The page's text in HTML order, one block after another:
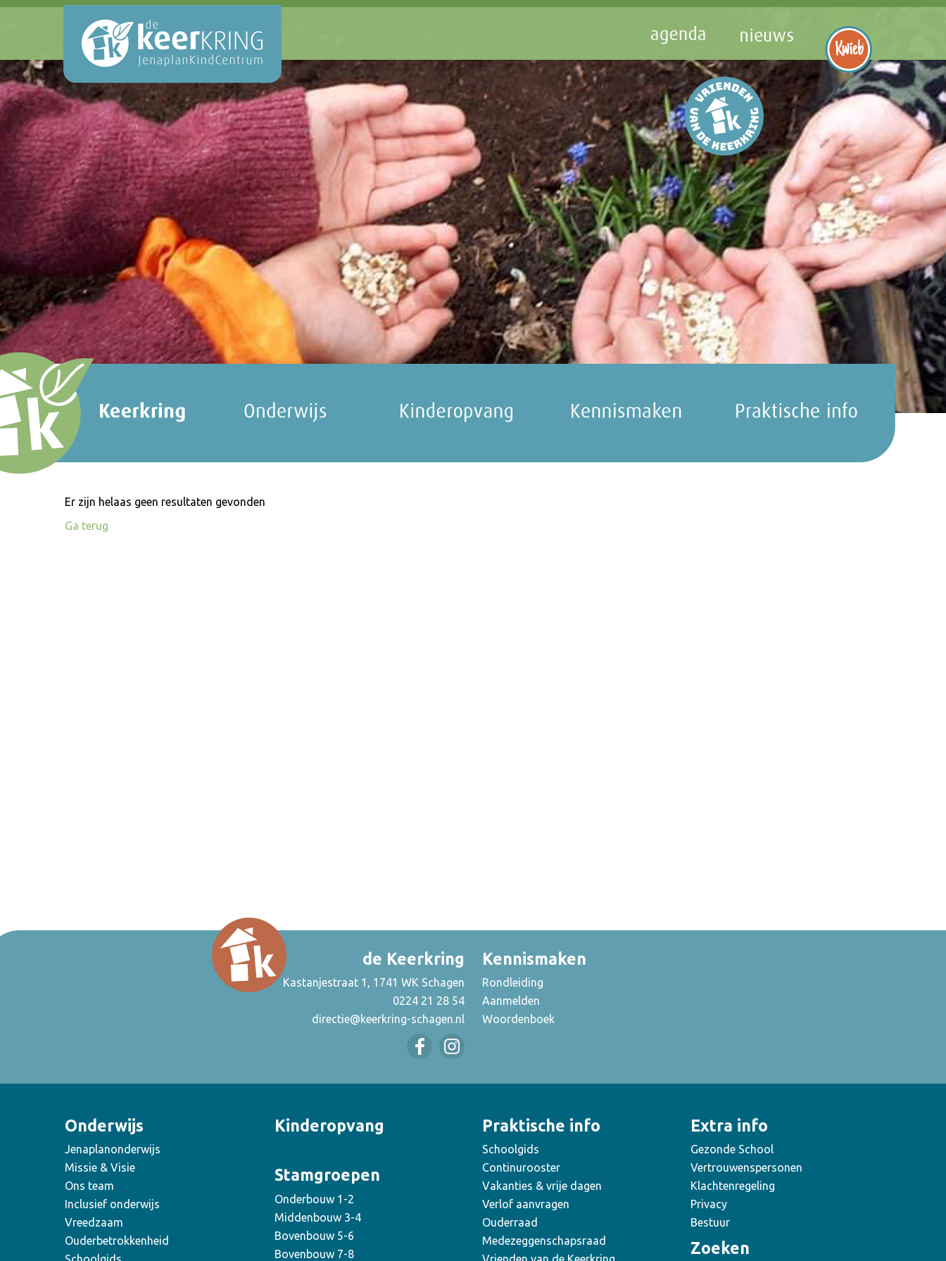
Er zijn helaas geen resultaten gevonden
Ga terug
de Keerkring
Kastanjestraat 1, 1741 WK Schagen
0224 21 28 54
directie@keerkring-schagen.nl
Kennismaken
Rondleiding
Aanmelden
Woordenboek
Onderwijs
Jenaplanonderwijs
Missie & Visie
Ons team
Inclusief onderwijs
Vreedzaam
Ouderbetrokkenheid
Kinderopvang
Stamgroepen
Onderbouw 1-2
Middenbouw 3-4
Bovenbouw 5-6
Bovenbouw 7-8
Praktische info
Schoolgids
Continurooster
Vakanties & vrije dagen
Verlof aanvragen
Ouderraad
Medezeggenschapsraad
Extra info
Gezonde School
Vertrouwenspersonen
Klachtenregeling
Privacy
Bestuur
Zoeken